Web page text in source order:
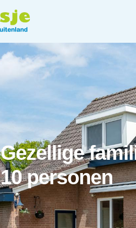
Gezellige
10 personen